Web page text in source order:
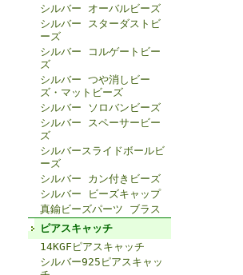
シルバー オーバルビーズ
シルバー スターダストビ
ーズ
シルバー コルゲートビー
ズ
シルバー つや消しビー
ズ・マットビーズ
シルバー ソロバンビーズ
シルバー スペーサービー
ズ
シルバースライドボールビ
ーズ
シルバー カン付きビーズ
シルバー ビーズキャップ
真鍮ビーズパーツ ブラス
ピアスキャッチ
14KGFピアスキャッチ
シルバー925ピアスキャッ